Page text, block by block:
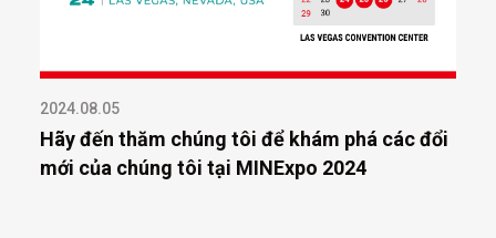
2024.08.05
Hãy đến thăm chúng tôi để khám phá các đổi
mới của chúng tôi tại MINExpo 2024